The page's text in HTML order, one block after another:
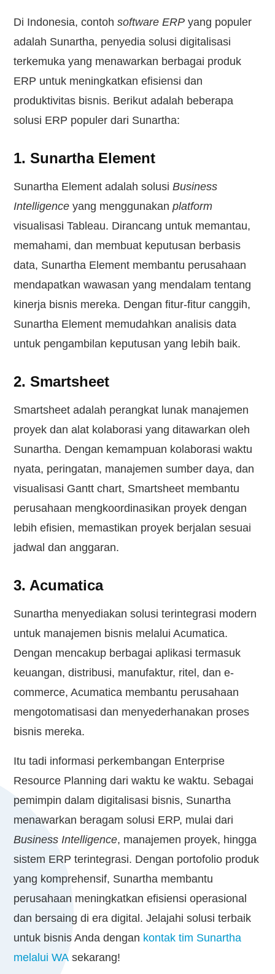
Di Indonesia, contohsoftware ERP yang populer
adalah Sunartha, penyedia solusi digitalisasi
terkemuka yang menawarkan berbagai produk
ERP untuk meningkatkan efisiensi dan
produktivitas bisnis. Berikut adalah beberapa
solusi ERP populer dari Sunartha:
1. Sunartha Element
Sunartha Element adalah solusiBusiness
Intelligence yang menggunakanplatform
visualisasi Tableau. Dirancang untuk memantau,
memahami, dan membuat keputusan berbasis
data, Sunartha Element membantu perusahaan
mendapatkan wawasan yang mendalam tentang
kinerja bisnis mereka. Dengan fitur-fitur canggih,
Sunartha Element memudahkan analisis data
untuk pengambilan keputusan yang lebih baik.
2. Smartsheet
Smartsheet adalah perangkat lunak manajemen
proyek dan alat kolaborasi yang ditawarkan oleh
Sunartha. Dengan kemampuan kolaborasi waktu
nyata, peringatan, manajemen sumber daya, dan
visualisasi Gantt chart, Smartsheet membantu
perusahaan mengkoordinasikan proyek dengan
lebih efisien, memastikan proyek berjalan sesuai
jadwal dan anggaran.
3. Acumatica
Sunartha menyediakan solusi terintegrasi modern
untuk manajemen bisnis melalui Acumatica.
Dengan mencakup berbagai aplikasi termasuk
keuangan, distribusi, manufaktur, ritel, dan e-
commerce, Acumatica membantu perusahaan
mengotomatisasi dan menyederhanakan proses
bisnis mereka.
Itu tadi informasi perkembangan Enterprise
Resource Planning dari waktu ke waktu. Sebagai
pemimpin dalam digitalisasi bisnis, Sunartha
menawarkan beragam solusi ERP, mulai dari
Business Intelligence, manajemen proyek, hingga
sistem ERP terintegrasi. Dengan portofolio produk
yang komprehensif, Sunartha membantu
perusahaan meningkatkan efisiensi operasional
dan bersaing di era digital. Jelajahi solusi terbaik
untuk bisnis Anda dengan kontak tim Sunartha
melalui WA sekarang!